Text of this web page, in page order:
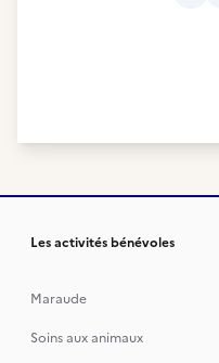
Les activités bénévoles
Maraude
Soins aux animaux